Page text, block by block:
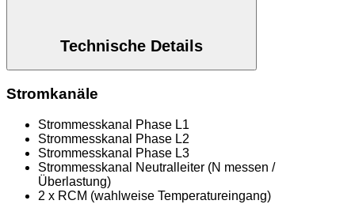
Technische Details
Stromkanäle
Strommesskanal Phase L1
Strommesskanal Phase L2
Strommesskanal Phase L3
Strommesskanal Neutralleiter (N messen /
Überlastung)
2 x RCM (wahlweise Temperatureingang)